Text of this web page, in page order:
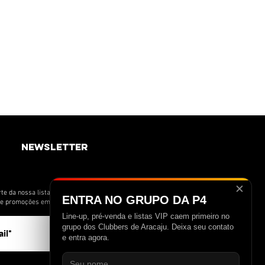
newsletter
da nossa lista de novidades e receba
promoções em primeira mão.
>
✕
ENTRA NO GRUPO DA P4
Line-up, pré-venda e listas VIP caem primeiro no
grupo dos Clubbers de Aracaju. Deixa seu contato
e entra agora.